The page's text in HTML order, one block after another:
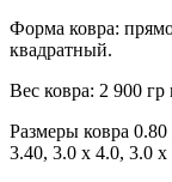
Форма ковра:
квадратный.
Вес ковра: 2 900 гр
Размеры ковра
3.40, 3.0 х 4.0, 3.0